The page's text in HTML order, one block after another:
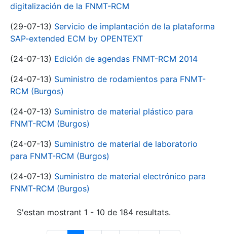
digitalización de la FNMT-RCM
(29-07-13) Servicio de implantación de la plataforma
SAP-extended ECM by OPENTEXT
(24-07-13) Edición de agendas FNMT-RCM 2014
(24-07-13) Suministro de rodamientos para FNMT-
RCM (Burgos)
(24-07-13) Suministro de material plástico para
FNMT-RCM (Burgos)
(24-07-13) Suministro de material de laboratorio
para FNMT-RCM (Burgos)
(24-07-13) Suministro de material electrónico para
FNMT-RCM (Burgos)
S'estan mostrant 1 - 10 de 184 resultats.